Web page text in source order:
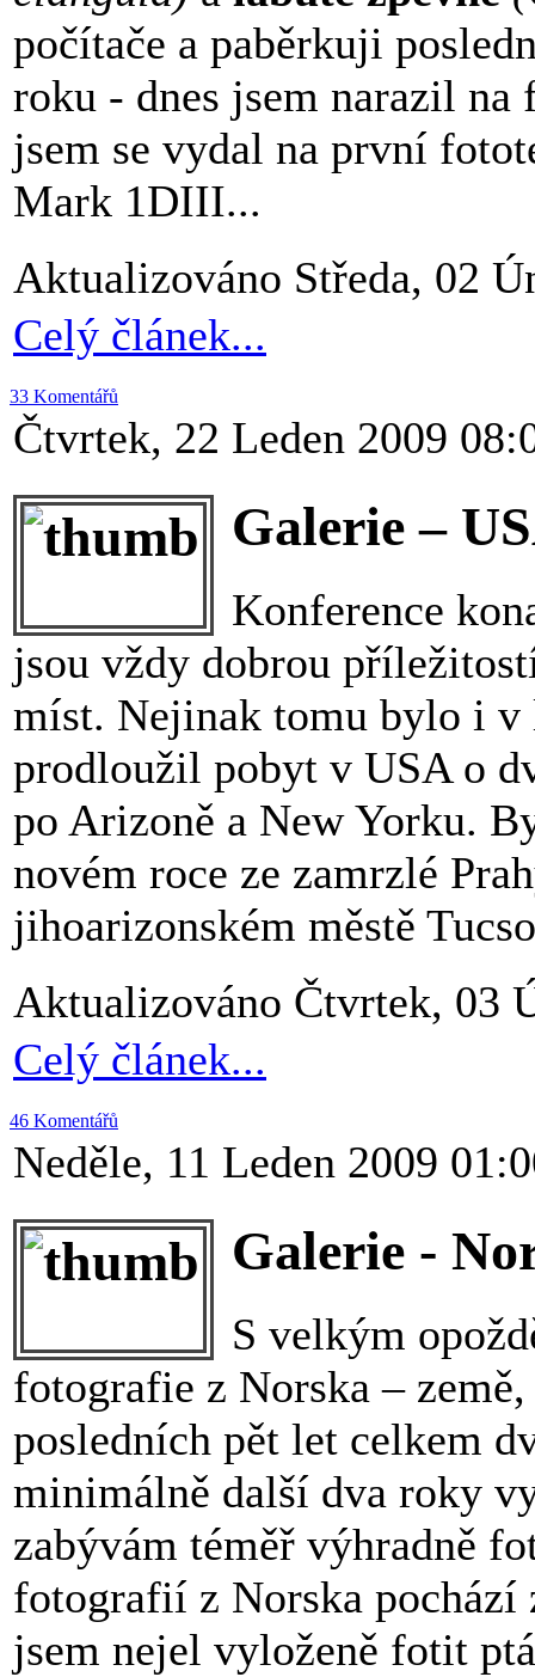
počítače a paběrkuji
roku - dnes jsem narazil
jsem se vydal na první
Mark 1DIII...
Aktualizováno Středa, 02
Celý článek...
33 Komentářů
Čtvrtek, 22 Leden 2009
Galerie –
Konference
jsou vždy dobrou
míst. Nejinak tomu bylo i v
prodloužil pobyt v USA o
po Arizoně a New Yorku.
novém roce ze zamrzlé
jihoarizonském městě
Aktualizováno Čtvrtek, 03
Celý článek...
46 Komentářů
Neděle, 11 Leden 2009
Galerie -
S velkým
fotografie z Norska –
posledních pět let celkem
minimálně další dva roky
zabývám téměř výhradně
fotografií z Norska
jsem nejel vyloženě fotit